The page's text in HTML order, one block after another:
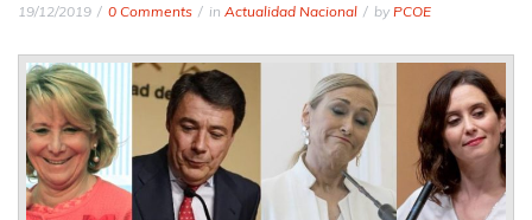
19/12/2019 0 Comments in Actualidad Nacional by PCOE